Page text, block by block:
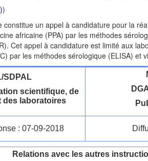
)
constitue un appel à candidature pour la
africaine (PPA) par les méthodes
Cet appel à candidature est limité aux
par les méthodes sérologique (ELISA) et
SDPAL
scientifique, de
des laboratoires
: 07-09-2018
Relations avec les autres